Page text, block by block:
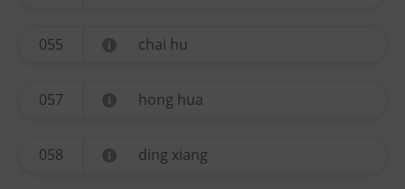
055 chai hu
057 hong hua
058 ding xiang